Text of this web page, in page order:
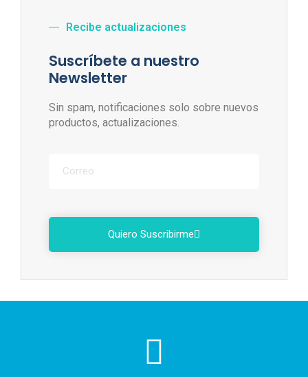
Recibe actualizaciones
Suscríbete a nuestro
Newsletter
Sin spam, notificaciones solo sobre nuevos
productos, actualizaciones.
Quiero Suscribirme